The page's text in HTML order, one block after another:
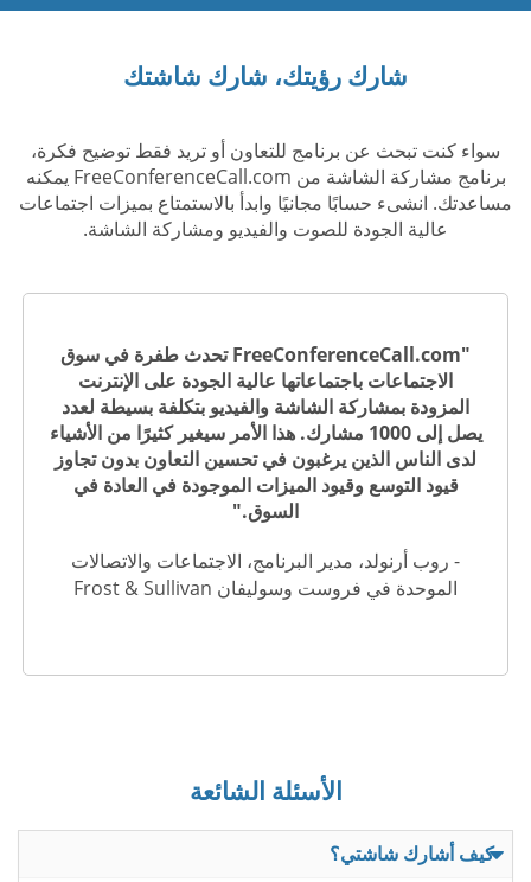
شارك رؤيتك، شارك شاشتك
سواء كنت تبحث عن برنامج للتعاون أو تريد فقط توضيح فكرة،
برنامج مشاركة الشاشة من FreeConferenceCall.com يمكنه
مساعدتك. انشىء حسابًا مجانيًا وابدأ بالاستمتاع بميزات اجتماعات
عالية الجودة للصوت والفيديو ومشاركة الشاشة.
"FreeConferenceCall.com تحدث طفرة في سوق
الاجتماعات باجتماعاتها عالية الجودة على الإنترنت
المزودة بمشاركة الشاشة والفيديو بتكلفة بسيطة لعدد
يصل إلى 1000 مشارك. هذا الأمر سيغير كثيرًا من الأشياء
لدى الناس الذين يرغبون في تحسين التعاون بدون تجاوز
قيود التوسع وقيود الميزات الموجودة في العادة في
السوق."
- روب أرنولد، مدير البرنامج، الاجتماعات والاتصالات
الموحدة في فروست وسوليفان Frost & Sullivan
الأسئلة الشائعة
كيف أشارك شاشتي؟